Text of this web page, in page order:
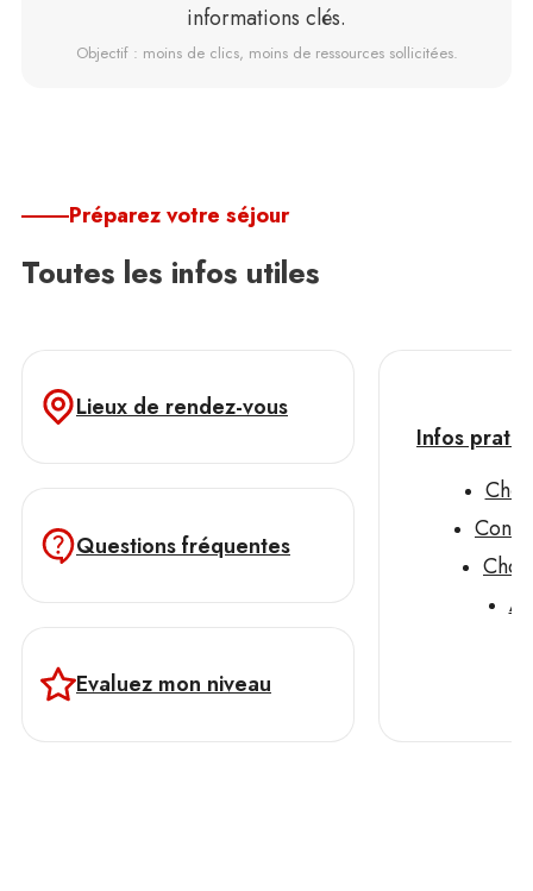
informations clés.
Objectif : moins de clics, moins de ressources sollicitées.
Préparez votre séjour
Toutes les infos utiles
Lieux de rendez-vous
Infos
Questions fréquentes
Evaluez mon niveau